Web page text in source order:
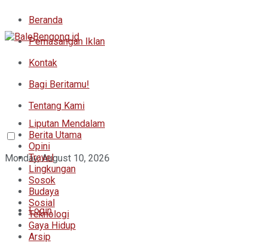
Beranda
Pemasangan Iklan
Kontak
Bagi Beritamu!
Tentang Kami
Monday, August 10, 2026
Login
Liputan Mendalam
Berita Utama
Opini
Travel
Lingkungan
Sosok
Budaya
Sosial
Teknologi
Gaya Hidup
Arsip